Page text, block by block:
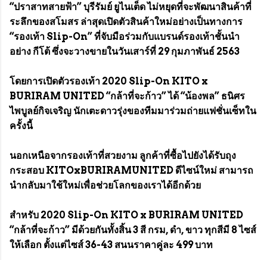
“ปราสาทสายฟ้า” บุรีรัมย์ ยูไนเต็ด ไม่หยุดที่จะพัฒนาสินค้าที่
ระลึกของสโมสร ล่าสุดเปิดตัวสินค้าใหม่อย่างเป็นทางการ
“รองเท้า Slip-On” ที่จับมือร่วมกับแบรนด์รองเท้าชั้นนำ
อย่าง กีโต้ ซึ่งจะวางขายในวันเสาร์ที่ 29 กุมภาพันธ์ 2563
โดยการเปิดตัวรองเท้า 2020 Slip-On KITO x
BURIRAM UNITED “กล้าที่จะก้าว” ได้ “น้องพล” ธนิศร
ไพบูลย์กิจเจริญ นักเตะดาวรุ่งของทีมมาร่วมถ่ายแฟชั่นเซ็ทใน
ครั้งนี้
นอกเหนือจากรองเท้าที่สวยงาม ลูกค้าที่ซื้อไปยังได้รับถุง
กระสอบ KITOxBURIRAMUNITED ดีไซน์ใหม่ สามารถ
นำกลับมาใช้ใหม่เพื่อช่วยโลกของเราได้อีกด้วย
สำหรับ 2020 Slip-On KITO x BURIRAM UNITED
“กล้าที่จะก้าว” มีด้วยกันทั้งสิ้น 3 สี กรม, ดำ, ขาว ทุกสีมี 8 ไซส์
ให้เลือก ตั้งแต่ไซส์ 36-43 สนนราคาคู่ละ 499 บาท